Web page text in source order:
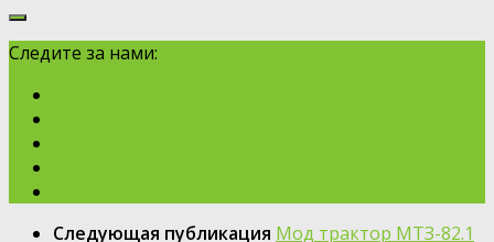
Следите за нами:
Следующая публикация Мод трактор МТЗ-82.1